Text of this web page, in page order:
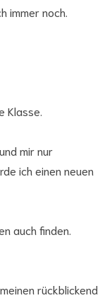
immer noch.
Klasse.
mir nur
ich einen neuen
auch finden.
rückblickend